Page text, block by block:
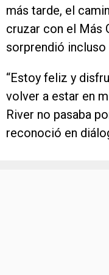
más tarde, el
cruzar con el Más
sorprendió incluso
“Estoy feliz y
volver a estar en
River no pasaba
reconoció en